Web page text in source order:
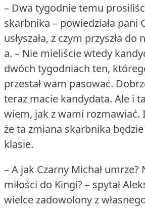
– Dwa tygodnie temu
skarbnika – powiedziała pani
usłyszała, z czym przyszła
a. – Nie mieliście wtedy
dwóch tygodniach ten,
przestał wam pasować.
teraz macie kandydata. Ale i
wiem, jak z wami rozmawiać.
że ta zmiana skarbnika
klasie.
– A jak Czarny Michał umrze?
miłości do Kingi?– spytał
wielce zadowolony z